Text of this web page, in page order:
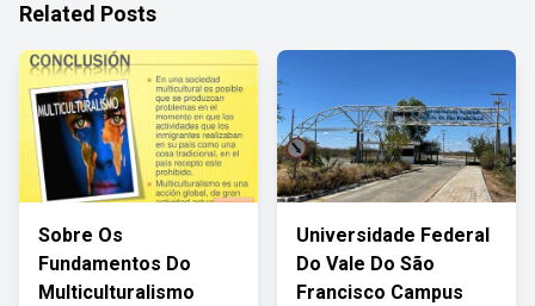
Related Posts
Sobre Os
Fundamentos Do
Multiculturalismo
Universidade Federal
Do Vale Do São
Francisco Campus